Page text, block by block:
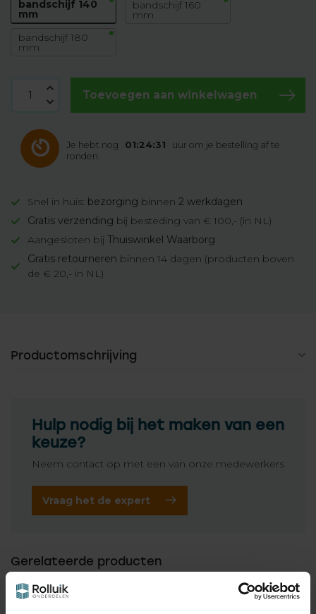
bandschijf 140
mm
bandschijf 160
mm
bandschijf 180
mm
Toevoegen aan winkelwagen
Je hebt nog 01:24:30
uur om je bestelling af te
ronden.
Snel in huis: bezorging binnen 2 werkdagen
Gratis verzending bij besteding van € 100,- (in NL)
Aangesloten bij Thuiswinkel Waarborg
Gratis retourneren binnen 14 dagen (producten boven
de € 20,- in NL)
Productomschrijving
Hulp nodig bij het maken van een
keuze?
Neem contact op met een van onze medewerkers
Vraag het de expert
Gerelateerde producten
SELVE
Selve asprop 8 kant 60